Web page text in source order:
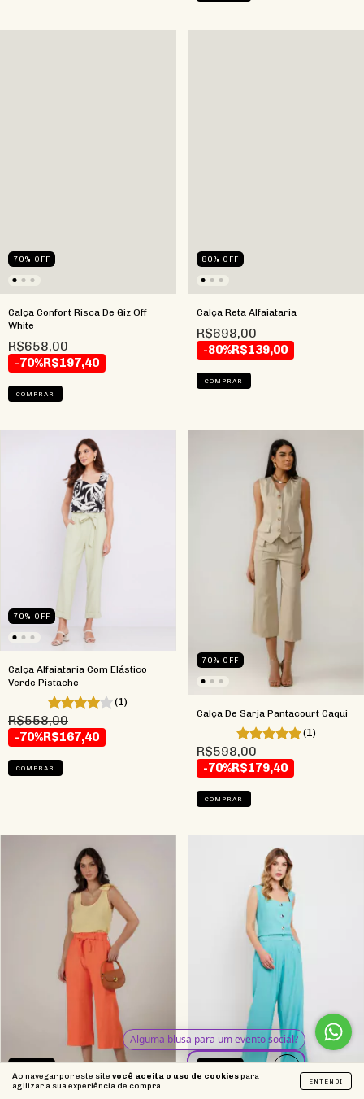
Ao navegar por este site você aceita o uso de cookiespara
agilizar a sua experiência de compra.
ENTENDI
70% OFF
Calça Confort Risca De Giz Off
White
R$658,00
-70%R$197,40
COMPRAR
80% OFF
Calça Reta Alfaiataria
R$698,00
-80%R$139,00
COMPRAR
70% OFF
Calça Alfaiataria Com Elástico
Verde Pistache
(1)
R$558,00
-70%R$167,40
COMPRAR
70% OFF
Calça De Sarja Pantacourt Caqui
(1)
R$598,00
-70%R$179,40
COMPRAR
75%OFF 70%OFF